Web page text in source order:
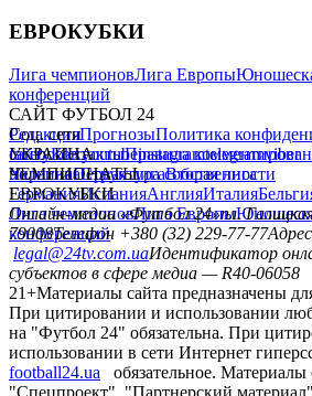
ЕВРОКУБКИ
Лига чемпионовЛига Европы
конференций
САЙТ ФУТБОЛ 24
РедакцияПрогнозыПолитика
сайтуКонтактыПравила
политикаСтруктура собственности
Соц. сети
facebookxyoutubeinstagramtelegramviber
УКРАИНА
УкраинаПервая лигаВторая лига
ЧЕМПИОНАТЫ
ГерманияИспанияАнглияИталия
ЕВРОКУБКИ
Лига чемпионовЛига Европы
конференций
Онлайн-медиа «Футбол 24»пл.
79008Телефон +380 (32) 229-77-77
legal@24tv.com.uaИдентификатор
субъектов в сфере медиа — R40-06058
21+Материалы сайта предназначены
При цитировании и использовании
на "Футбол 24" обязательна. При
использовании в сети Интернет
football24.ua
обязательное. Материалы